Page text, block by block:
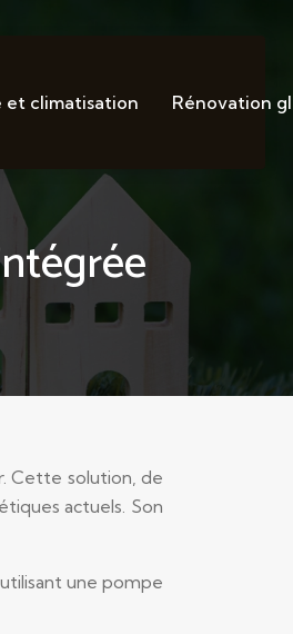
et climatisation Rénovation
Cette solution, de
actuels. Son
une pompe